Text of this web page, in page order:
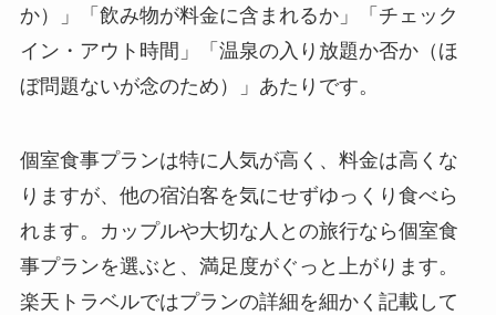
か）」「飲み物が料金に含まれるか」「チェック
イン・アウト時間」「温泉の入り放題か否か（ほ
ぼ問題ないが念のため）」あたりです。
個室食事プランは特に人気が高く、料金は高くな
りますが、他の宿泊客を気にせずゆっくり食べら
れます。カップルや大切な人との旅行なら個室食
事プランを選ぶと、満足度がぐっと上がります。
楽天トラベルではプランの詳細を細かく記載して